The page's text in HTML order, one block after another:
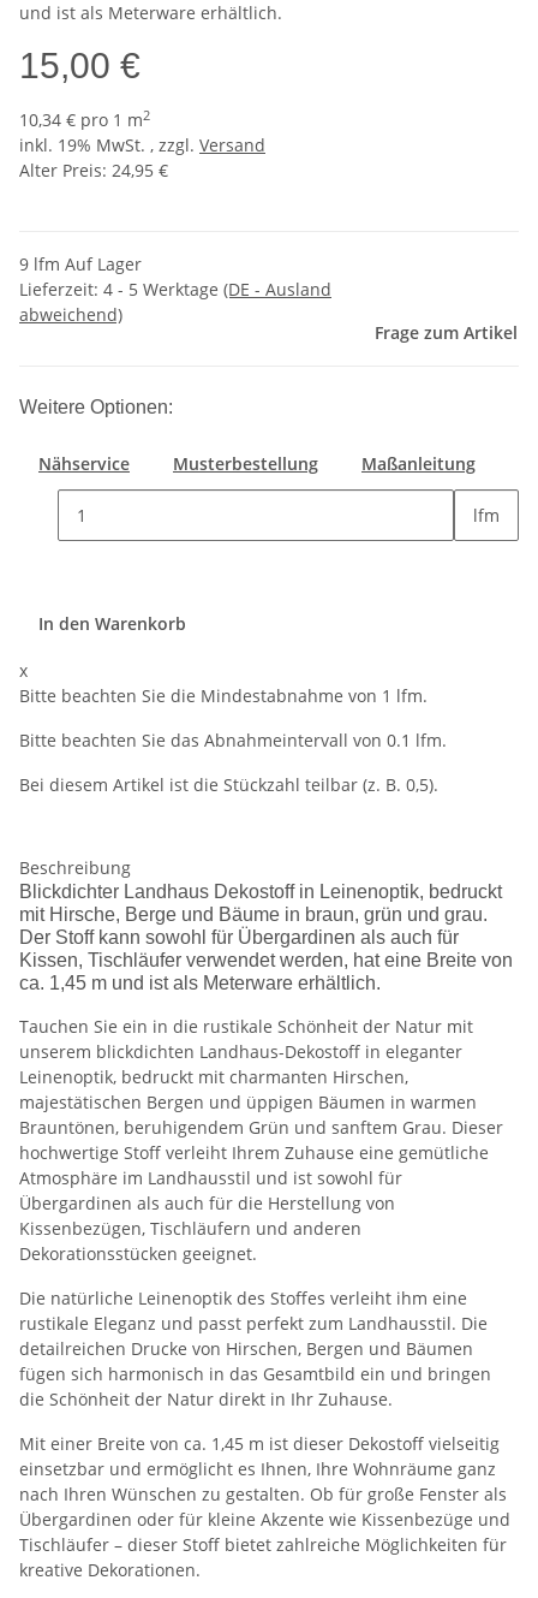
und ist als Meterware erhältlich.
15,00 €
10,34 € pro 1 m2
inkl. 19% MwSt. , zzgl. Versand
Alter Preis: 24,95 €
9 lfm Auf Lager
Lieferzeit: 4 - 5 Werktage (DE - Ausland
abweichend)
Frage zum Artikel
Weitere Optionen:
Nähservice Musterbestellung Maßanleitung
lfm
In den Warenkorb
x
Bitte beachten Sie die Mindestabnahme von 1 lfm.
Bitte beachten Sie das Abnahmeintervall von 0.1 lfm.
Bei diesem Artikel ist die Stückzahl teilbar (z. B. 0,5).
Beschreibung
Blickdichter Landhaus Dekostoff in Leinenoptik, bedruckt
mit Hirsche, Berge und Bäume in braun, grün und grau.
Der Stoff kann sowohl für Übergardinen als auch für
Kissen, Tischläufer verwendet werden, hat eine Breite von
ca. 1,45 m und ist als Meterware erhältlich.
Tauchen Sie ein in die rustikale Schönheit der Natur mit
unserem blickdichten Landhaus-Dekostoff in eleganter
Leinenoptik, bedruckt mit charmanten Hirschen,
majestätischen Bergen und üppigen Bäumen in warmen
Brauntönen, beruhigendem Grün und sanftem Grau. Dieser
hochwertige Stoff verleiht Ihrem Zuhause eine gemütliche
Atmosphäre im Landhausstil und ist sowohl für
Übergardinen als auch für die Herstellung von
Kissenbezügen, Tischläufern und anderen
Dekorationsstücken geeignet.
Die natürliche Leinenoptik des Stoffes verleiht ihm eine
rustikale Eleganz und passt perfekt zum Landhausstil. Die
detailreichen Drucke von Hirschen, Bergen und Bäumen
fügen sich harmonisch in das Gesamtbild ein und bringen
die Schönheit der Natur direkt in Ihr Zuhause.
Mit einer Breite von ca. 1,45 m ist dieser Dekostoff vielseitig
einsetzbar und ermöglicht es Ihnen, Ihre Wohnräume ganz
nach Ihren Wünschen zu gestalten. Ob für große Fenster als
Übergardinen oder für kleine Akzente wie Kissenbezüge und
Tischläufer – dieser Stoff bietet zahlreiche Möglichkeiten für
kreative Dekorationen.